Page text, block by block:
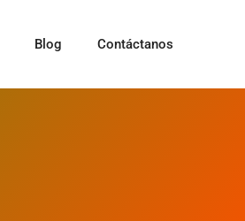
Blog Contáctanos